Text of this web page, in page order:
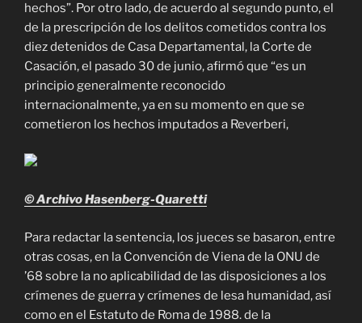
hechos”. Por otro lado, de acuerdo al segundo punto, el
de la prescripción de los delitos cometidos contra los
diez detenidos de Casa Departamental, la Corte de
Casación, el pasado 30 de junio, afirmó que “es un
principio generalmente reconocido
internacionalmente, ya en su momento en que se
cometieron los hechos imputados a Reverberi,
© Archivo Hasenberg-Quaretti
Para redactar la sentencia, los jueces se basaron, entre
otras cosas, en la Convención de Viena de la ONU de
’68 sobre la no aplicabilidad de las disposiciones a los
crímenes de guerra y crímenes de lesa humanidad, así
como en el Estatuto de Roma de 1988. de la